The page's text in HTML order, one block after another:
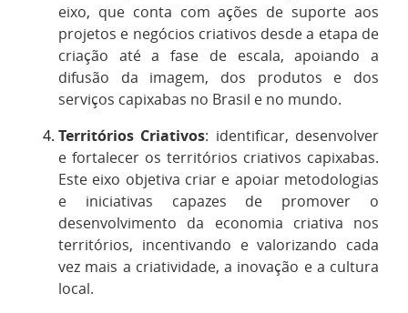
eixo, que conta com ações de suporte aos
projetos e negócios criativos desde a etapa de
criação até a fase de escala, apoiando a
difusão da imagem, dos produtos e dos
serviços capixabas no Brasil e no mundo.
Territórios Criativos: identificar, desenvolver
e fortalecer os territórios criativos capixabas.
Este eixo objetiva criar e apoiar metodologias
e iniciativas capazes de promover o
desenvolvimento da economia criativa nos
territórios, incentivando e valorizando cada
vez mais a criatividade, a inovação e a cultura
local.